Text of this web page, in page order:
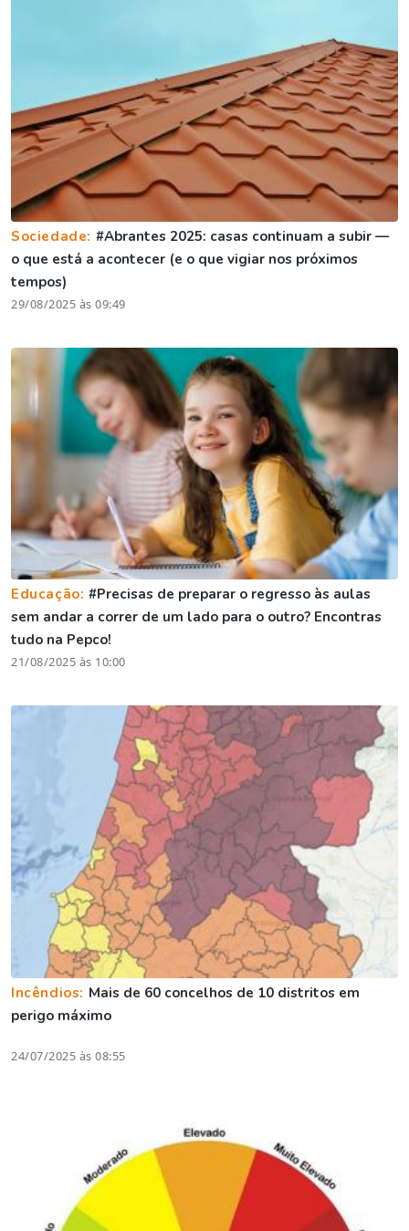
Sociedade: #Abrantes 2025: casas continuam a subir —
o que está a acontecer (e o que vigiar nos próximos
tempos)
29/08/2025 às 09:49
Educação:#Precisas de preparar o regresso às aulas
sem andar a correr de um lado para o outro? Encontras
tudo na Pepco!
21/08/2025 às 10:00
Incêndios: Mais de 60 concelhos de 10 distritos em
perigo máximo
24/07/2025 às 08:55